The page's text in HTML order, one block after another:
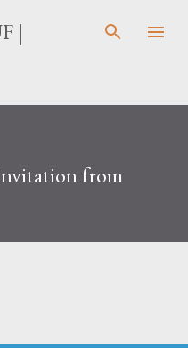
ke konten utama
|
from